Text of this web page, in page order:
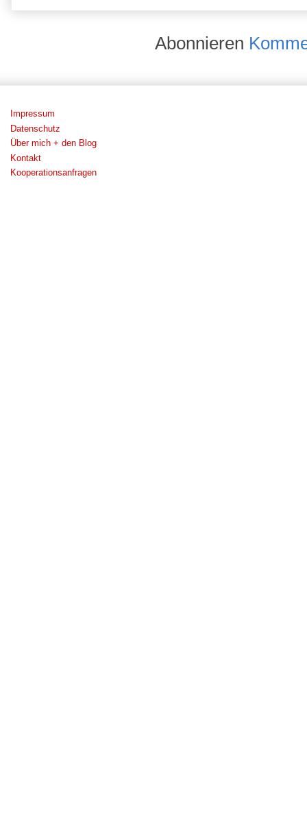
Abonnieren
Impressum
Datenschutz
Über mich + den Blog
Kontakt
Kooperationsanfragen